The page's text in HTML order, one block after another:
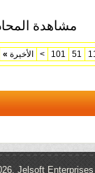
مشاهدة
51
101
> الأخيرة »
Jelsoft Enterprises